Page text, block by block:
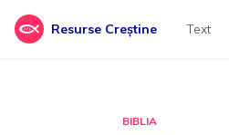
Resurse Creștine Text
BIBLIA